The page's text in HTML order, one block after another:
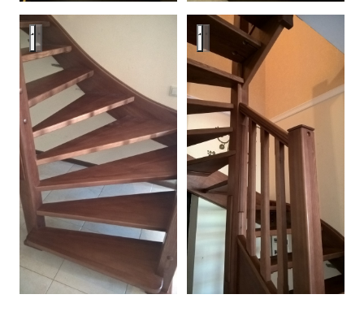
Лестницы Лестницы